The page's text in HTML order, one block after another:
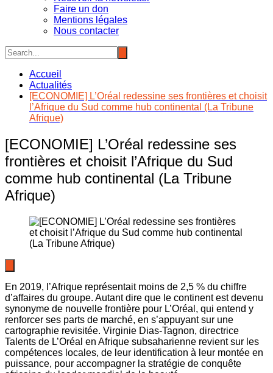
Faire un don
Mentions légales
Nous contacter
Accueil
Actualités
[ECONOMIE] L’Oréal redessine ses frontières et choisit
l’Afrique du Sud comme hub continental (La Tribune
Afrique)
[ECONOMIE] L’Oréal redessine ses
frontières et choisit l’Afrique du Sud
comme hub continental (La Tribune
Afrique)
En 2019, l’Afrique représentait moins de 2,5 % du chiffre
d’affaires du groupe. Autant dire que le continent est devenu
synonyme de nouvelle frontière pour L’Oréal, qui entend y
renforcer ses parts de marché, en s’appuyant sur une
cartographie revisitée. Virginie Dias-Tagnon, directrice
Talents de L’Oréal en Afrique subsaharienne revient sur les
compétences locales, de leur identification à leur montée en
puissance, pour accompagner la stratégie de conquête